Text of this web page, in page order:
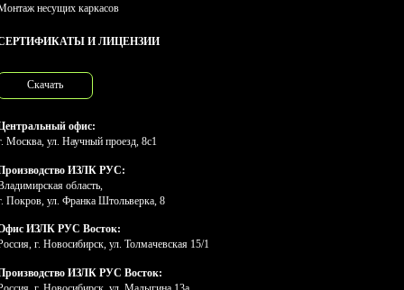
несущих каркасов
И ЛИЦЕНЗИИ
Скачать
офис:
Москва, ул. Научный проезд, 8с1
ИЗЛК РУС:
область,
Покров, ул. Франка Штольверка, 8
ИЗЛК РУС Восток:
г. Новосибирск, ул. Толмачевская 15/1
ИЗЛК РУС Восток: